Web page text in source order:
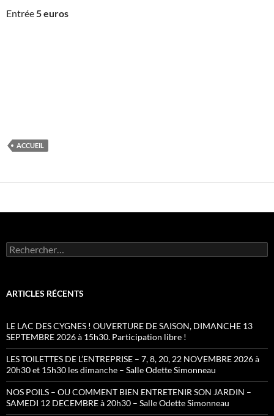
Entrée5 euros
ACCUEIL
Rechercher :
ARTICLES RÉCENTS
LE LAC DES CYGNES ! OUVERTURE DE SAISON, DIMANCHE 13
SEPTEMBRE 2026 à 15h30. Participation libre !
LES TOILETTES DE L’ENTREPRISE – 7, 8, 20, 22 NOVEMBRE 2026 à
20h30 et 15h30 les dimanche – Salle Odette Simonneau
NOS POILS – OU COMMENT BIEN ENTRETENIR SON JARDIN –
SAMEDI 12 DECEMBRE à 20h30 – Salle Odette Simonneau